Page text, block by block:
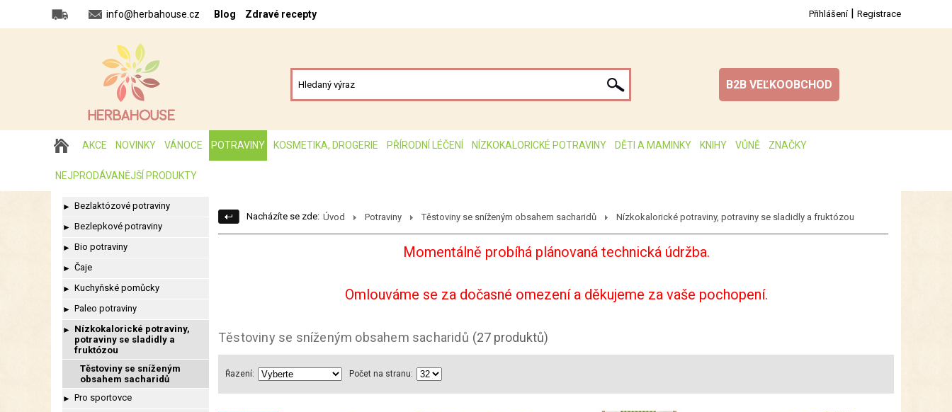
info@herbahouse.cz Blog Zdravé recepty Přihlášení| Registrace
B2B VEĽKOOBCHOD
AKCE NOVINKY VÁNOCE POTRAVINY KOSMETIKA, DROGERIE PŘÍRODNÍ LÉČENÍ NÍZKOKALORICKÉ POTRAVINY DĚTI A MAMINKY KNIHY VŮNĚ ZNAČKY
NEJPRODÁVANĚJŠÍ PRODUKTY
► Bezlaktózové potraviny
► Bezlepkové potraviny
► Bio potraviny
► Čaje
► Kuchyňské pomůcky
► Paleo potraviny
► Nízkokalorické potraviny,
potraviny se sladidly a
fruktózou
Těstoviny se sníženým
obsahem sacharidů
► Pro sportovce
Nacházíte se zde: Úvod Potraviny Těstoviny se sníženým obsahem sacharidů Nízkokalorické potraviny, potraviny se sladidly a fruktózou
Momentálně probíhá plánovaná technická údržba.
Omlouváme se za dočasné omezení a děkujeme za vaše pochopení.
Těstoviny se sníženým obsahem sacharidů (27 produktů)
Řazení: Počet na stranu: